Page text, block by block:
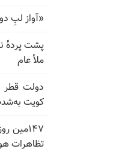
«آواز لبِ
پشت پرده‌ٔ
ملأ عام
دولت قطر
کویت
تظاهرات